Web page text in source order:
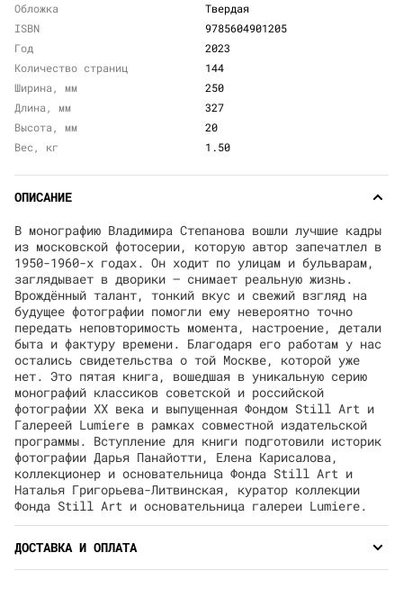
Обложка
Твердая
ISBN
9785604901205
Год
2023
Количество страниц
144
Ширина, мм
250
Длина, мм
327
Высота, мм
20
Вес, кг
1.50
ОПИСАНИЕ
В монографию Владимира Степанова вошли лучшие кадры
из московской фотосерии, которую автор запечатлел в
1950-1960-х годах. Он ходит по улицам и бульварам,
заглядывает в дворики — снимает реальную жизнь.
Врождённый талант, тонкий вкус и свежий взгляд на
будущее фотографии помогли ему невероятно точно
передать неповторимость момента, настроение, детали
быта и фактуру времени. Благодаря его работам у нас
остались свидетельства о той Москве, которой уже
нет. Это пятая книга, вошедшая в уникальную серию
монографий классиков советской и российской
фотографии XX века и выпущенная Фондом Still Art и
Галереей Lumiere в рамках совместной издательской
программы. Вступление для книги подготовили историк
фотографии Дарья Панайотти, Елена Карисалова,
коллекционер и основательница Фонда Still Art и
Наталья Григорьева-Литвинская, куратор коллекции
Фонда Still Art и основательница галереи Lumiere.
ДОСТАВКА И ОПЛАТА